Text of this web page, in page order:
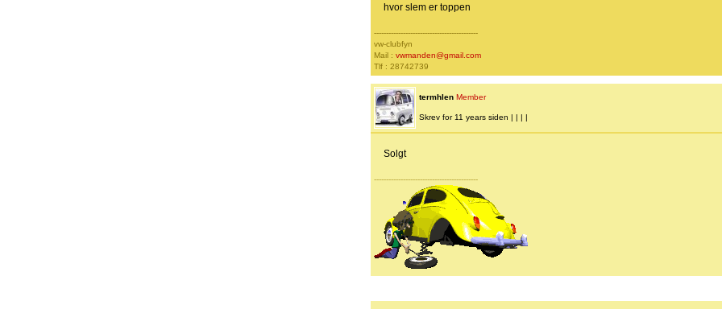
hvor slem er toppen
-------------------------------------------
vw-clubfyn
Mail : vwmanden@gmail.com
Tlf : 28742739
termhlen Member
Skrev for 11 years siden | | | |
Solgt
-------------------------------------------